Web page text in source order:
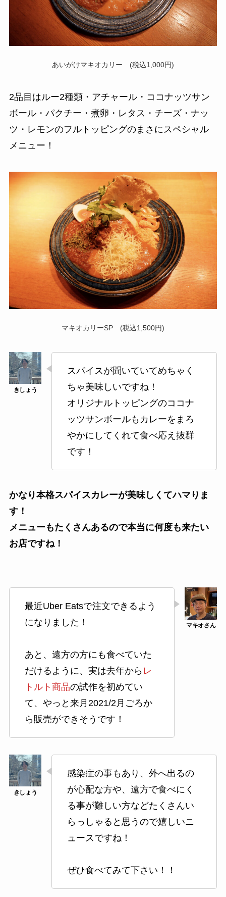
あいがけマキオカリー (税込1,000円)
2品目はルー2種類・アチャール・ココナッツサン
ボール・パクチー・煮卵・レタス・チーズ・ナッ
ツ・レモンのフルトッピングのまさにスペシャル
メニュー！
マキオカリーSP (税込1,500円)
スパイスが聞いていてめちゃく
ちゃ美味しいですね！
オリジナルトッピングのココナ
ッツサンボールもカレーをまろ
やかにしてくれて食べ応え抜群
です！
かなり本格スパイスカレーが美味しくてハマりま
す！
メニューもたくさんあるので本当に何度も来たい
お店ですね！
最近Uber Eatsで注文できるよう
になりました！
あと、遠方の方にも食べていた
だけるように、実は去年から レ
トルト商品の試作を初めてい
て、やっと来月2021/2月ごろか
ら販売ができそうです！
感染症の事もあり、外へ出るの
が心配な方や、遠方で食べにく
る事が難しい方などたくさんい
らっしゃると思うので嬉しいニ
ュースですね！
ぜひ食べてみて下さい！！